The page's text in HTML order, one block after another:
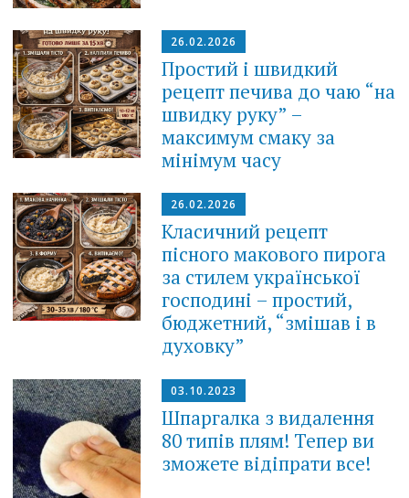
26.02.2026
Простий і швидкий
рецепт печива до чаю “на
швидку руку” –
максимум смаку за
мінімум часу
26.02.2026
Класичний рецепт
пісного макового пирога
за стилем української
господині – простий,
бюджетний, “змішав і в
духовку”
03.10.2023
Шпаргалка з видалення
80 типів плям! Тепер ви
зможете відіпрати все!